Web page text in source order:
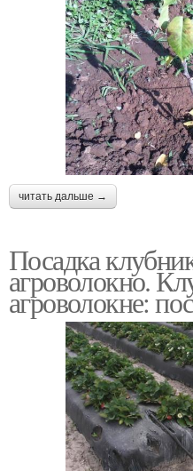
читать дальше →
Посадка
агроволокно.
агроволокне: